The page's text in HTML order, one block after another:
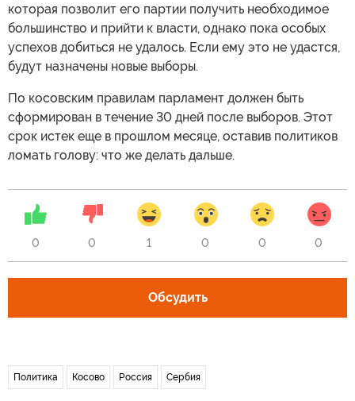
которая позволит его партии получить необходимое
большинство и прийти к власти, однако пока особых
успехов добиться не удалось. Если ему это не удастся,
будут назначены новые выборы.
По косовским правилам парламент должен быть
сформирован в течение 30 дней после выборов. Этот
срок истек еще в прошлом месяце, оставив политиков
ломать голову: что же делать дальше.
0 0 1 0 0 0
Обсудить
Политика Косово Россия Сербия